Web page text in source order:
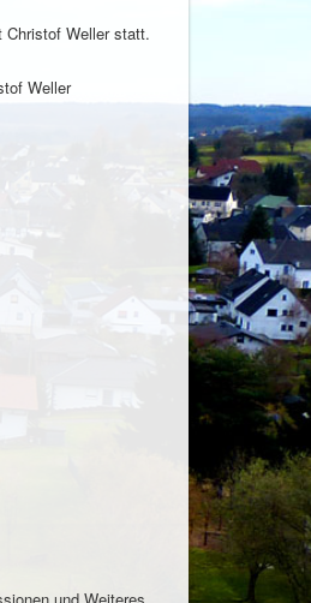
Christof Weller statt.
Weller
und Weiteres